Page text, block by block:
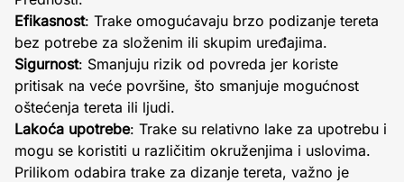
Efikasnost: Trake omogućavaju brzo podizanje tereta
bez potrebe za složenim ili skupim uređajima.
Sigurnost: Smanjuju rizik od povreda jer koriste
pritisak na veće površine, što smanjuje mogućnost
oštećenja tereta ili ljudi.
Lakoća upotrebe: Trake su relativno lake za upotrebu i
mogu se koristiti u različitim okruženjima i uslovima.
Prilikom odabira trake za dizanje tereta, važno je